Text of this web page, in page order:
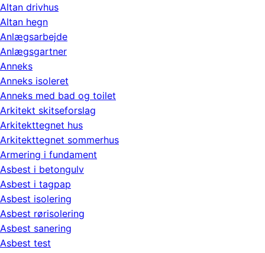
Altan drivhus
Altan hegn
Anlægsarbejde
Anlægsgartner
Anneks
Anneks isoleret
Anneks med bad og toilet
Arkitekt skitseforslag
Arkitekttegnet hus
Arkitekttegnet sommerhus
Armering i fundament
Asbest i betongulv
Asbest i tagpap
Asbest isolering
Asbest rørisolering
Asbest sanering
Asbest test